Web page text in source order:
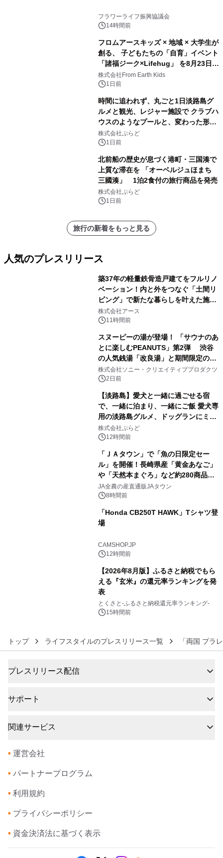
フラワーライフ振興協議会
14時間前
フロムアースキッズ × 地域 × 大学生が
創る、 子どもたちの「自育」イベント
「諸福ジーク×Lifehug」 を8月23日
(日)開催
株式会社From Earth Kids
1日前
時間に追われず、丸ごと1日淡路島グ
ルメと観光、レジャー施設で クラブハ
ウスのようなプールと、変わった形の
サウナも 「THE BOXY AWAJI」のお
得な素泊まり連泊プランで
株式会社ぷらど
1日前
北前船の歴史が息づく港町・三国湊で
上質な滞在を 「オーベルジュほまち
三國湊」 1泊2食付の旅行商品を発売
株式会社ぷらど
1日前
旅行の新着をもっと見る
人気のプレスリリース
築37年の軽量鉄骨造戸建てをフルリノ
ベーション！内と外をつなぐ「土間リ
ビング」で新たな暮らしを叶えた施工
事例を株式会社アースが公開
株式会社アース
11時間前
スヌーピーの湯が登場！ 「サウナのあ
とに楽しむPEANUTS」第2弾 渋谷
の人気銭湯「改良湯」と期間限定のコ
ラボレーション サウナイキタイコラ
ボグッズも発売決定！
株式会社ソニー・クリエイティブプロダクツ
2日前
【淡路島】愛犬と一緒に過ごせる宿
で、一緒に泊まり、一緒にご飯 愛犬専
用の淡路島グルメ、ドッグランにミニ
プール グランピングとトレーラーハウ
スの2施設で
株式会社ぷらど
12時間前
「ＪＡタウン」で「魚の日限定セー
ル」を開催！長崎県産「黄金あなご」
や「天然本まぐろ」など約280商品を
販売！～毎月１０日の定例企画～
JA全農の産直通販JAタウン
8時間前
「Honda CB250T HAWK」Tシャツ登
場
CAMSHOP.JP
12時間前
【2026年8月版】ふるさと納税でもら
える『玄米』の還元率ランキングを発
表
とくさと-ふるさと納税還元率ランキング-
15時間前
トップ ライフスタイルのプレスリリース一覧 「両国 プラ
プレスリリース配信
サポート
関連サービス
• 運営会社
• パートナープログラム
• 利用規約
• プライバシーポリシー
• 資金決済法に基づく表示